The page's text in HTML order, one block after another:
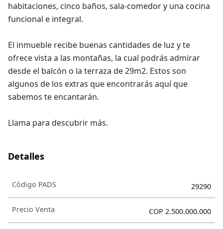
habitaciones, cinco baños, sala-comedor y una cocina
funcional e integral.
El inmueble recibe buenas cantidades de luz y te
ofrece vista a las montañas, la cual podrás admirar
desde el balcón o la terraza de 29m2. Estos son
algunos de los extras que encontrarás aquí que
sabemos te encantarán.
Llama para descubrir más.
Detalles
Código PADS 29290
Precio Venta COP 2.500.000.000